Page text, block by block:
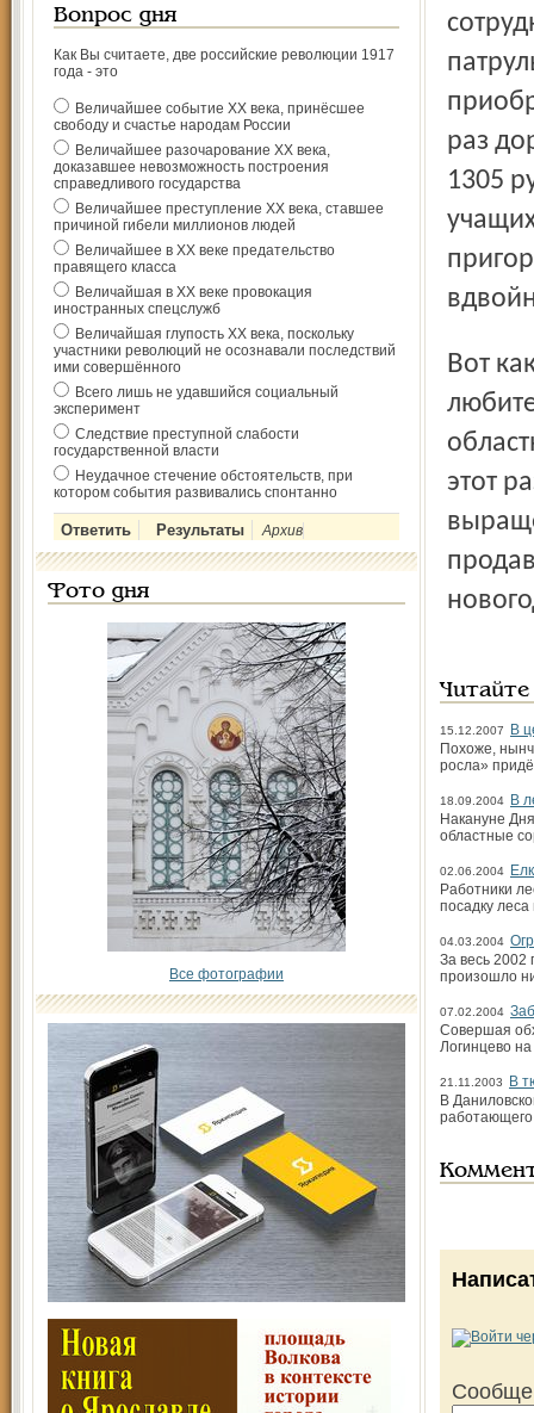
Вопрос дня
Как Вы считаете, две российские революции 1917
года - это
Величайшее событие ХХ века, принёсшее
свободу и счастье народам России
Величайшее разочарование ХХ века,
доказавшее невозможность построения
справедливого государства
Величайшее преступление ХХ века, ставшее
причиной гибели миллионов людей
Величайшее в ХХ веке предательство
правящего класса
Величайшая в ХХ веке провокация
иностранных спецслужб
Величайшая глупость ХХ века, поскольку
участники революций не осознавали последствий
ими совершённого
Всего лишь не удавшийся социальный
эксперимент
Следствие преступной слабости
государственной власти
Неудачное стечение обстоятельств, при
котором события развивались спонтанно
Архив
Фото дня
Все фотографии
раз
1305
Вот какие страшные приключения случаются в лесу с
этот
15.12.2007
В
Похоже,
росла»
18.09.2004
В
Накануне
областные
02.06.2004
Работники
посадку
04.03.2004
За весь 2002
произошло
07.02.2004
Совершая
Логинцево
21.11.2003
В
В
работающего